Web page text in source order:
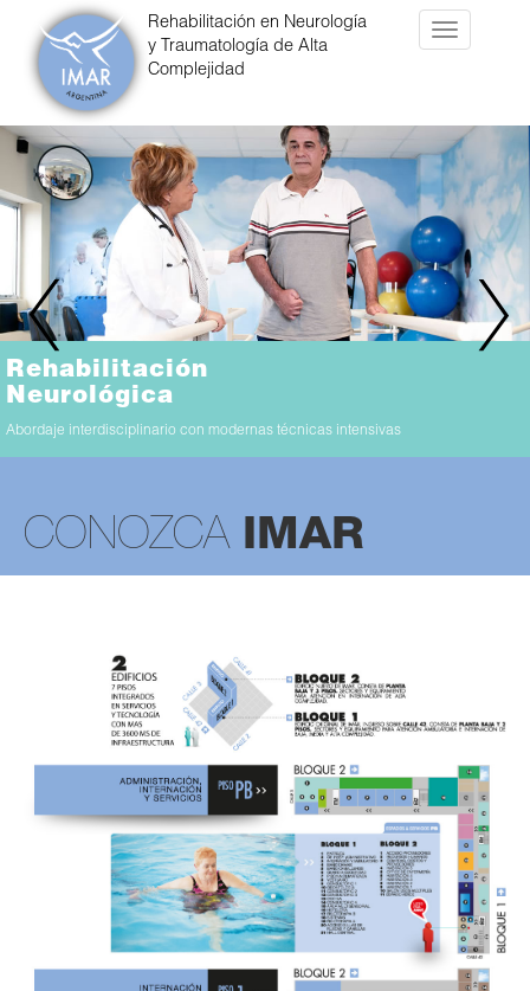
Toggle
Rehabilitación en Neurología
y Traumatología de Alta
Complejidad
Rehabilitación
Neurológica
Abordaje interdisciplinario con modernas técnicas intensivas
Previous
CONOZCA IMAR